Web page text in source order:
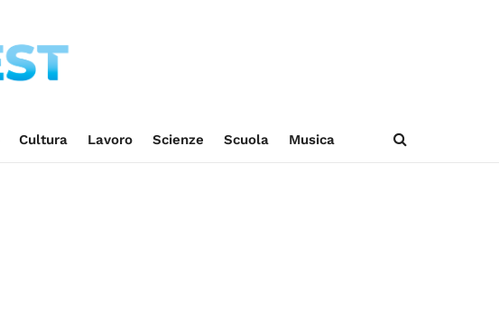
Cultura Lavoro Scienze Scuola Musica